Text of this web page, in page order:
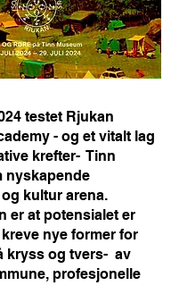
testet Rjukan
- og et vitalt lag
krefter- Tinn
nyskapende
kultur arena.
er at potensialet er
nye former for
kryss og tvers- av
profesjonelle